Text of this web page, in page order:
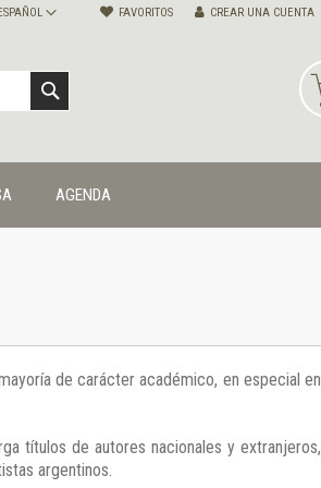
FAVORITOS CREAR UNA CUENTA
ESPAÑOL
AGENDA
de carácter académico, en especial en
títulos de autores nacionales y extranjeros,
argentinos.